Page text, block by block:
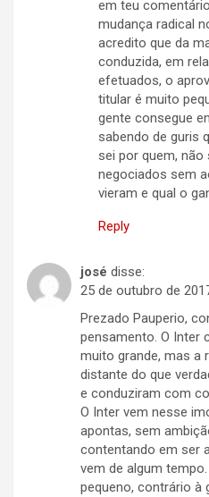
em teu
mudança radical
acredito que da
conduzida, em
efetuados, o
titular é muito
gente consegue
sabendo de guris
sei por quem, não
negociados sem
vieram e qual o
Reply
josé disse:
25 de outubro de
Prezado Pauperio,
pensamento. O Inter
muito grande, mas a
distante do que
e conduziram com
O Inter vem nesse
apontas, sem
contentando em ser
vem de algum
pequeno, contrário à